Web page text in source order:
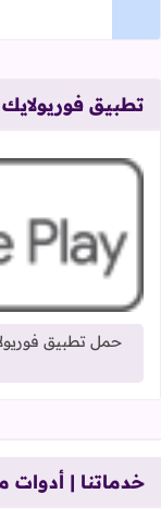
تطبيق فوريولايك
حمل تطبيق
خدماتنا | أدوات